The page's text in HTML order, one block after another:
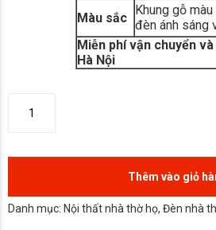
Màu sắc
Khung gỗ
đèn ánh sáng
Miễn phí vận chuyển
Hà Nội
Thêm vào giỏ
Danh mục: Nội thất nhà thờ họ, Đèn nhà